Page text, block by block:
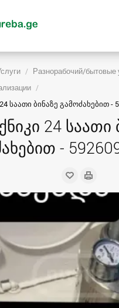
Разнорабочий/бытовые
საათი ბინაზე გამოძახებით -
24 საათი
-